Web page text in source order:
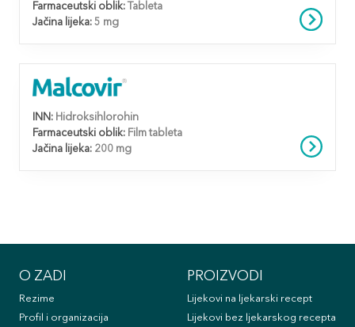
Farmaceutski oblik:
Tableta
Jačina lijeka: 5 mg
INN: Hidroksihlorohin
Farmaceutski oblik: Film tableta
Jačina lijeka: 200 mg
O ZADI
Rezime
Profil i organizacija
PROIZVODI
Lijekovi na ljekarski recept
Lijekovi bez ljekarskog recepta